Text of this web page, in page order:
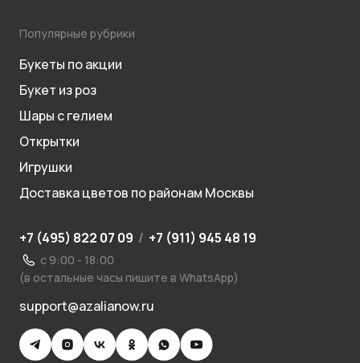
Популярные рубрики
Букеты по акции
Букет из роз
Шары с гелием
Открытки
Игрушки
Доставка цветов по районам Москвы
+7 (495) 822 07 09 / +7 (911) 945 48 19
с 9:00 - 18:00
(в остальные часы пишите в WhatsApp)
support@azalianow.ru